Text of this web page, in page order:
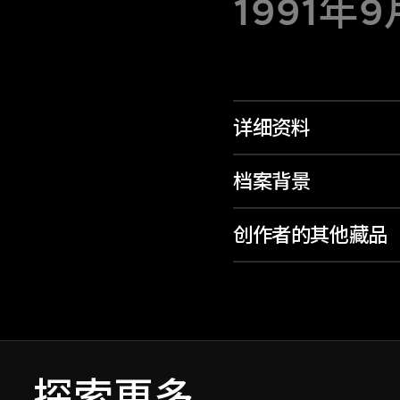
1991年9
详细资料
档案背景
创作者的其他藏品